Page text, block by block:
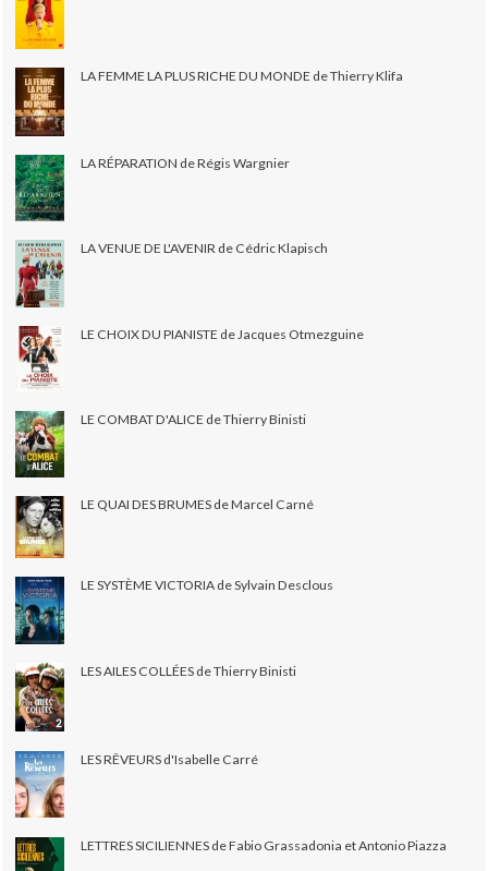
LA FEMME LA PLUS RICHE DU MONDE de Thierry Klifa
LA RÉPARATION de Régis Wargnier
LA VENUE DE L'AVENIR de Cédric Klapisch
LE CHOIX DU PIANISTE de Jacques Otmezguine
LE COMBAT D'ALICE de Thierry Binisti
LE QUAI DES BRUMES de Marcel Carné
LE SYSTÈME VICTORIA de Sylvain Desclous
LES AILES COLLÉES de Thierry Binisti
LES RÊVEURS d'Isabelle Carré
LETTRES SICILIENNES de Fabio Grassadonia et Antonio Piazza